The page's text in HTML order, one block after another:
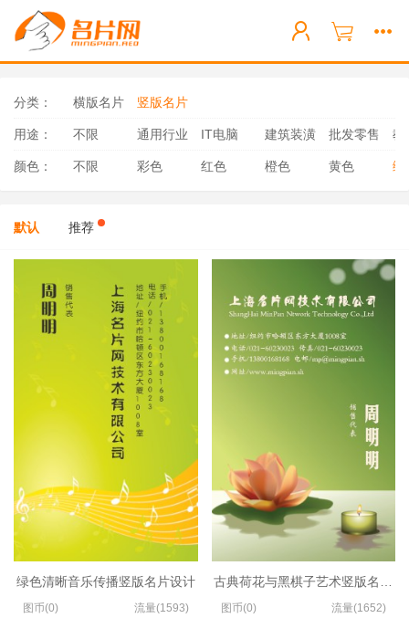
分类： 横版名片 竖版名片
用途： 不限 通用行业 IT电脑 建筑装潢 批发零售 教
颜色： 不限 彩色 红色 橙色 黄色 绿
默认 推荐
绿色清晰音乐传播竖版名片设计
图币(0) 流量(1593)
古典荷花与黑棋子艺术竖版名片制
图币(0) 流量(1652)